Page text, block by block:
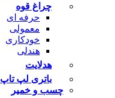
چراغ قوه
حرفه ای
معمولی
خودکاری
هندلی
هدلایت
باتری لپ تاپ
چسب و خمیر